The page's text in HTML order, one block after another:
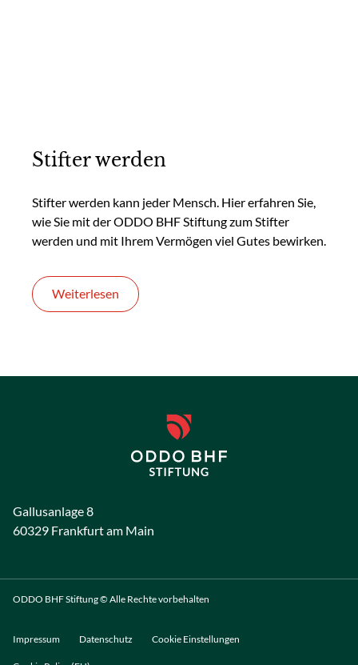
Stifter werden
Stifter werden kann jeder Mensch. Hier erfahren Sie,
wie Sie mit der ODDO BHF Stiftung zum Stifter
werden und mit Ihrem Vermögen viel Gutes bewirken.
Weiterlesen
Gallusanlage 8
60329 Frankfurt am Main
ODDO BHF Stiftung © Alle Rechte vorbehalten
Impressum Datenschutz Cookie Einstellungen